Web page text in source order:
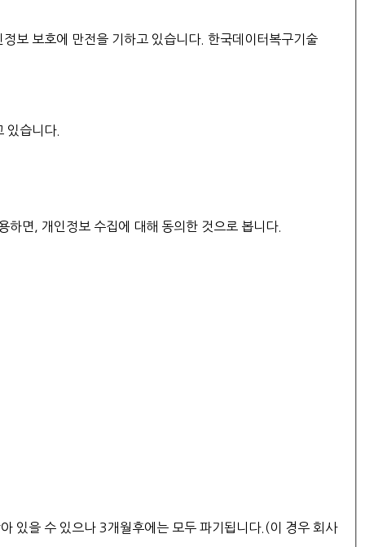
보 보호에 만전을 기하고 있습니다. 한국데이터복구기술
있습니다.
하면, 개인정보 수집에 대해 동의한 것으로 봅니다.
있을 수 있으나 3개월후에는 모두 파기됩니다.(이 경우 회사